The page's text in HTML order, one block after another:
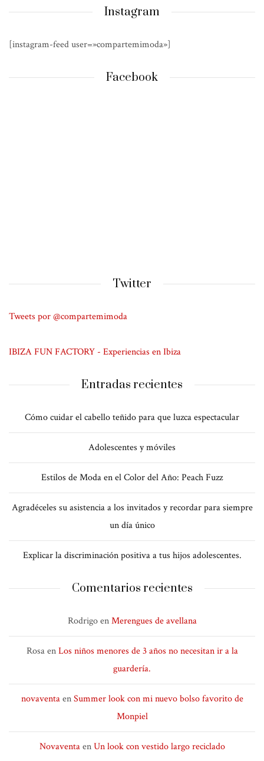
Instagram
[instagram-feed user=»compartemimoda»]
Facebook
Twitter
Tweets por @compartemimoda
IBIZA FUN FACTORY - Experiencias en Ibiza
Entradas recientes
Cómo cuidar el cabello teñido para que luzca espectacular
Adolescentes y móviles
Estilos de Moda en el Color del Año: Peach Fuzz
Agradéceles su asistencia a los invitados y recordar para siempre
un día único
Explicar la discriminación positiva a tus hijos adolescentes.
Comentarios recientes
RodrigoenMerengues de avellana
RosaenLos niños menores de 3 años no necesitan ir a la
guardería.
novaventaenSummer look con mi nuevo bolso favorito de
Monpiel
NovaventaenUn look con vestido largo reciclado